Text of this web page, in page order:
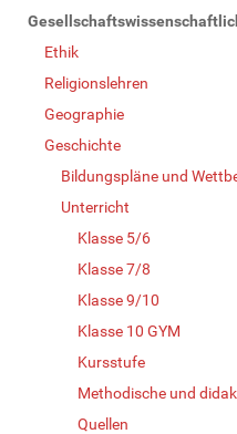
Ethik
Religionslehren
Geographie
Geschichte
Bildungspläne und
Unterricht
Klasse 5/6
Klasse 7/8
Klasse 9/10
Klasse 10 GYM
Kursstufe
Methodische und
Quellen